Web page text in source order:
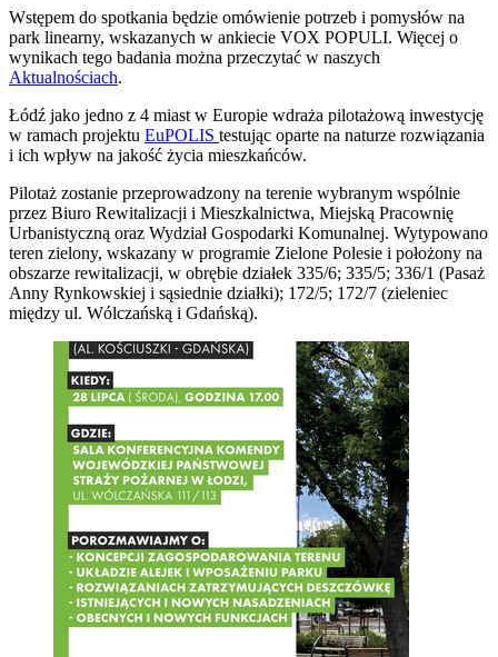
Wstępem do spotkania będzie omówienie potrzeb i pomysłów na
park linearny, wskazanych w ankiecie VOX POPULI. Więcej o
wynikach tego badania można przeczytać w naszych
Aktualnościach.
Łódź jako jedno z 4 miast w Europie wdraża pilotażową inwestycję
w ramach projektu EuPOLIS testując oparte na naturze rozwiązania
i ich wpływ na jakość życia mieszkańców.
Pilotaż zostanie przeprowadzony na terenie wybranym wspólnie
przez Biuro Rewitalizacji i Mieszkalnictwa, Miejską Pracownię
Urbanistyczną oraz Wydział Gospodarki Komunalnej. Wytypowano
teren zielony, wskazany w programie Zielone Polesie i położony na
obszarze rewitalizacji, w obrębie działek 335/6; 335/5; 336/1 (Pasaż
Anny Rynkowskiej i sąsiednie działki); 172/5; 172/7 (zieleniec
między ul. Wólczańską i Gdańską).